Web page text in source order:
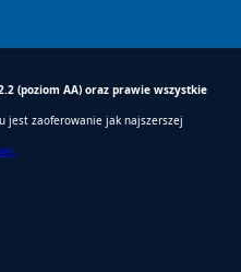
(poziom AA) oraz prawie wszystkie
jest zaoferowanie jak najszerszej